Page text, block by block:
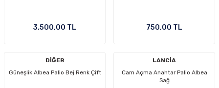
3.500,00 TL 750,00 TL
DİĞER
Güneşlik Albea Palio Bej Renk Çift
LANCİA
Cam Açma Anahtar Palio Albea
Sağ